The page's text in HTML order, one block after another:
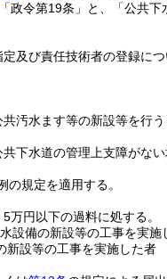
令第19条」と、「公共
及び責任技術者の登録につ
汚水ます等の新設等を行
下水道の管理上支障がな
規定を適用する。
万円以下の過料に処する。
設備の新設等の工事を実施
新設等の工事を実施した者